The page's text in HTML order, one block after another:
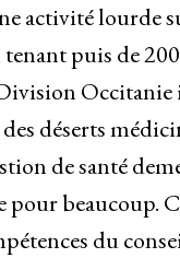
activité lourde
puis de
Occitanie
déserts
de santé
beaucoup.
du